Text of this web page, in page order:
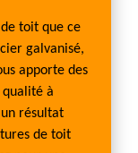
toit que ce
galvanisé,
apporte des
à
résultat
de toit